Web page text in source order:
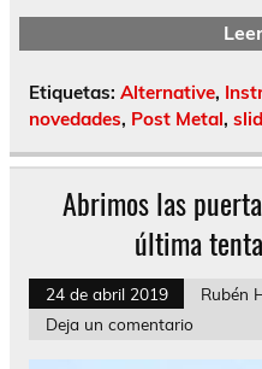
Etiquetas: Alternative,
novedades, Post Metal,
Abrimos las
última
24 de abril 2019
Rubén
Deja un comentario